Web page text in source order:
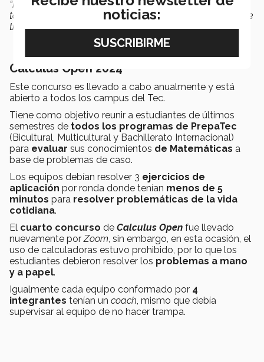
“Nos emociona volver a ganar, pero nos encantaría
también que sigan demostrando elbuen desempeño
que
tienen como estudiantes,mientras se divierten”.
Calculus Open 2024
Este concurso es llevado a cabo anualmente y está
abierto a todos los campus del Tec.
Tiene como objetivo reunir a estudiantes de últimos
semestres de todos los programas de PrepaTec
(Bicultural, Multicultural y Bachillerato Internacional)
para evaluar sus conocimientos de Matemáticas a
base de problemas de caso.
Los equipos debían resolver 3 ejercicios de
aplicación por ronda donde tenían menos de 5
minutos para resolver problemáticas de la vida
cotidiana.
El cuarto concurso de Calculus Open fue llevado
nuevamente porZoom, sin embargo, en esta ocasión, el
uso de calculadoras estuvo prohibido, por lo que los
estudiantes debieron resolver los problemas a mano
y a papel.
Igualmente cada equipo conformado por 4
integrantes tenían un coach, mismo que debía
supervisar al equipo de no hacer trampa.
noticias: